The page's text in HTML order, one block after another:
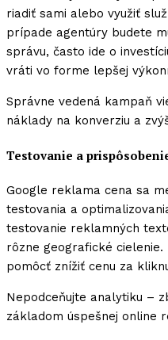
riadiť sami alebo využiť
prípade agentúry budete
správu, často ide o
vráti vo forme lepšej
Správne vedená kampaň
náklady na konverziu a
Testovanie a
Google reklama cena sa
testovania a
testovanie reklamných
rôzne geografické
pomôcť znížiť cenu za
Nepodceňujte analytiku –
základom úspešnej online